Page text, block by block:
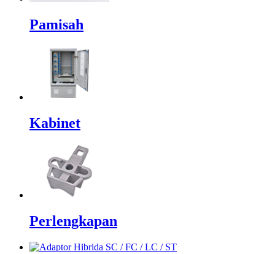
Pamisah
Kabinet
Perlengkapan